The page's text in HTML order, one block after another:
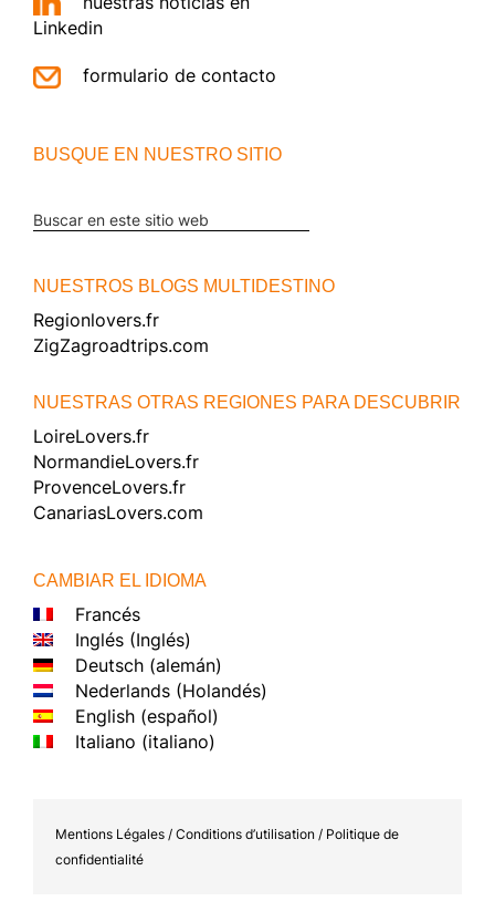
Linkedin
formulario de contacto
BUSQUE EN NUESTRO SITIO
Buscar
sitio
web
NUESTROS BLOGS MULTIDESTINO
Regionlovers.fr
ZigZagroadtrips.com
NUESTRAS OTRAS REGIONES PARA DESCUBRIR
LoireLovers.fr
NormandieLovers.fr
ProvenceLovers.fr
CanariasLovers.com
CAMBIAR EL IDIOMA
Francés
Inglés (Inglés)
Deutsch (alemán)
Nederlands (Holandés)
English (español)
Italiano (italiano)
Mentions Légales / Conditions d’utilisation / Politique de
confidentialité